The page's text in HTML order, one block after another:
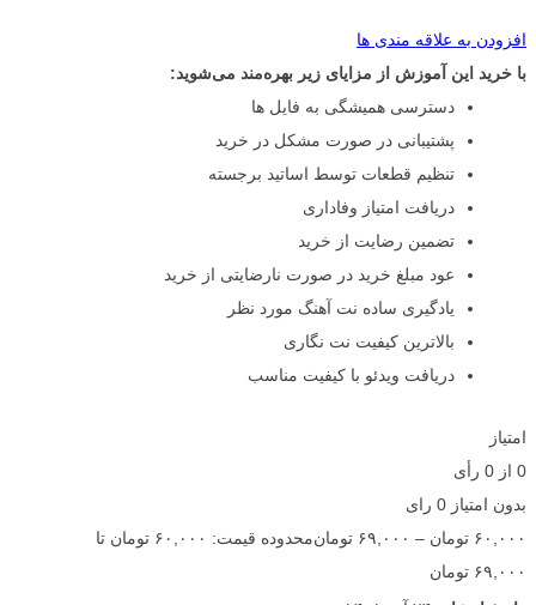
افزودن به علاقه مندی ها
با خرید این آموزش از مزایای زیر بهره‌مند می‌شوید:
دسترسی همیشگی به فایل ها
پشتیبانی در صورت مشکل در خرید
تنظیم قطعات توسط اساتید برجسته
دریافت امتیاز وفاداری
تضمین رضایت از خرید
عود مبلغ خرید در صورت نارضایتی از خرید
یادگیری ساده نت آهنگ مورد نظر
بالاترین کیفیت نت نگاری
دریافت ویدئو با کیفیت مناسب
امتیاز
0 از 0 رأی
بدون امتیاز 0 رای
۶۰,۰۰۰ تومان – ۶۹,۰۰۰ تومان
محدوده قیمت: ۶۰,۰۰۰ تومان تا
۶۹,۰۰۰ تومان